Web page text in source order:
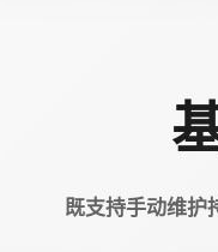
既支持手动维护